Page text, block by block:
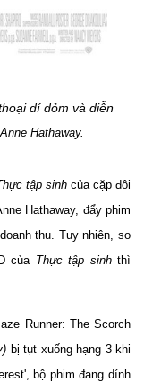
dí dỏm và diễn
Hathaway.
tập sinh của cặp đôi
Hathaway, đẩy phim
thu. Tuy nhiên, so
của Thực tập sinhthì
Runner: The Scorch
bị tụt xuống hạng 3 khi
bộ phim đang dính